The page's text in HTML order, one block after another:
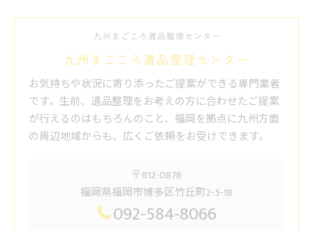
九州まごころ遺品整理センター
お気持ちや状況に寄り添ったご提案ができる専門業者
です。生前、遺品整理をお考えの方に合わせたご提案
が行えるのはもちろんのこと、福岡を拠点に九州方面
の周辺地域からも、広くご依頼をお受けできます。
〒812-0878
福岡県福岡市博多区竹丘町2-5-18
092-584-8066